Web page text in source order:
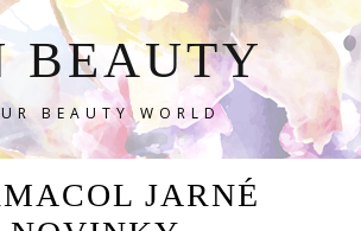
BEAUTY
BEAUTY WORLD
JARNÉ